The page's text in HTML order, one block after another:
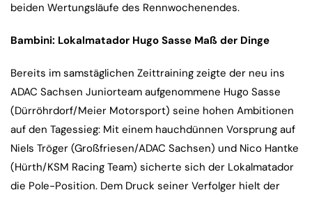
beiden Wertungsläufe des Rennwochenendes.
Bambini: Lokalmatador Hugo Sasse Maß der Dinge
Bereits im samstäglichen Zeittraining zeigte der neu ins
ADAC Sachsen Juniorteam aufgenommene Hugo Sasse
(Dürröhrdorf/Meier Motorsport) seine hohen Ambitionen
auf den Tagessieg: Mit einem hauchdünnen Vorsprung auf
Niels Tröger (Großfriesen/ADAC Sachsen) und Nico Hantke
(Hürth/KSM Racing Team) sicherte sich der Lokalmatador
die Pole-Position. Dem Druck seiner Verfolger hielt der